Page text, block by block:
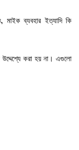
মাইক ব্যবহার ইত্যাদি কি
করা হয় না। এগুলো